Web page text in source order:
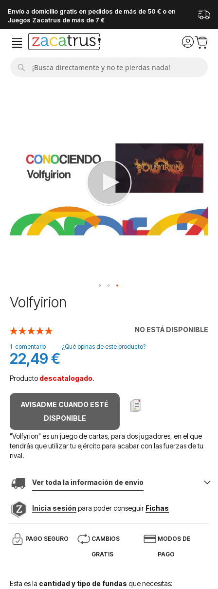
Envío a domicilio gratis en pedidos de más de 50 € o en
Juegos Zacatrus de más de 7 €
imágenes
Saltar
al
de
la
galería
de
imágenes
Volfyirion
NO ESTÁ DISPONIBLE
Valoración:
1 comentario ¿Qué opinas de este producto?
22,49 €
Producto descatalogado.
AVISADME CUANDO ESTÉ
DISPONIBLE
"Volfyrion" es un juego de cartas, para dos jugadores, en el que
tendrás que utilizar tu ejército para acabar con las fuerzas de tu
rival.
Ver toda la información de envio
Inicia sesión para poder conseguir Fichas
PAGO SEGURO CAMBIOS
GRATIS
MODOS DE
PAGO
Esta es la cantidad y tipo de fundas que necesitas: